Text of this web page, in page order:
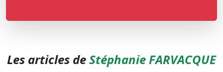
Les articles deStéphanie FARVACQUE